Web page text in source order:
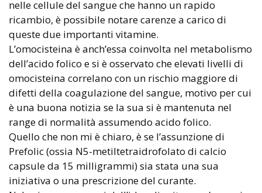
nelle cellule del sangue che hanno un rapido
ricambio, è possibile notare carenze a carico di
queste due importanti vitamine.
L’omocisteina è anch’essa coinvolta nel metabolismo
dell’acido folico e si è osservato che elevati livelli di
omocisteina correlano con un rischio maggiore di
difetti della coagulazione del sangue, motivo per cui
è una buona notizia se la sua si è mantenuta nel
range di normalità assumendo acido folico.
Quello che non mi è chiaro, è se l’assunzione di
Prefolic (ossia N5-metiltetraidrofolato di calcio
capsule da 15 milligrammi) sia stata una sua
iniziativa o una prescrizione del curante.